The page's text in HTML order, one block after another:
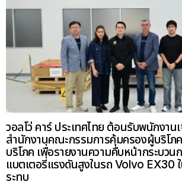
วอลโว่ คาร์ ประเทศไทย ต้อนรับพนักงาน
สำนักงานคณะกรรมการคุ้มครองผู้บริโภ
บริโภค เพื่อรายงานความคืบหน้ากระบวน
แบตเตอรี่แรงดันสูงในรถ Volvo EX30
ระทบ